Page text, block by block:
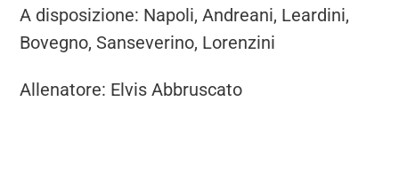
A disposizione: Napoli, Andreani, Leardini,
Bovegno, Sanseverino, Lorenzini
Allenatore: Elvis Abbruscato